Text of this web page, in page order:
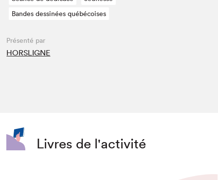
Bandes dessinées québécoises
Présenté par
HORSLIGNE
Livres de l'activité